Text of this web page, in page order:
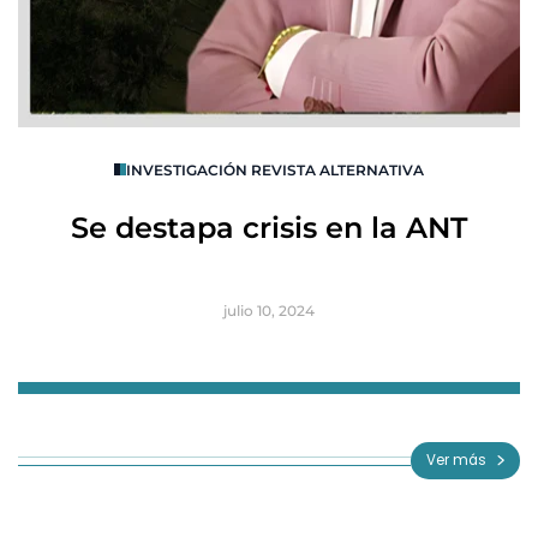
INVESTIGACIÓN REVISTA ALTERNATIVA
Se destapa crisis en la ANT
julio 10, 2024
3
Ver más